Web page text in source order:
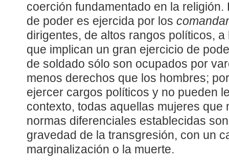
coerción fundamentado en la
de poder es ejercida por los
dirigentes, de altos rangos políticos,
que implican un gran ejercicio de
de soldado sólo son ocupados por
menos derechos que los hombres;
ejercer cargos políticos y no pueden
contexto, todas aquellas mujeres que
normas diferenciales establecidas
gravedad de la transgresión, con un
marginalización o la muerte.